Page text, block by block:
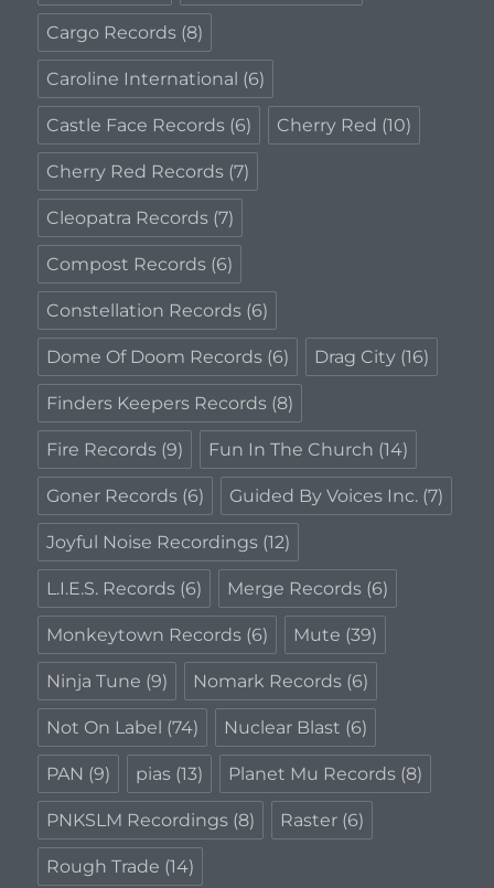
Cargo Records (8)
Caroline International (6)
Castle Face Records (6) Cherry Red (10)
Cherry Red Records (7)
Cleopatra Records (7)
Compost Records (6)
Constellation Records (6)
Dome Of Doom Records (6) Drag City (16)
Finders Keepers Records (8)
Fire Records (9) Fun In The Church (14)
Goner Records (6) Guided By Voices Inc. (7)
Joyful Noise Recordings (12)
L.I.E.S. Records (6) Merge Records (6)
Monkeytown Records (6) Mute (39)
Ninja Tune (9) Nomark Records (6)
Not On Label (74) Nuclear Blast (6)
PAN (9) pias (13) Planet Mu Records (8)
PNKSLM Recordings (8) Raster (6)
Rough Trade (14)